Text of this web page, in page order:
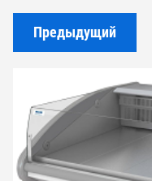
Предыдущий